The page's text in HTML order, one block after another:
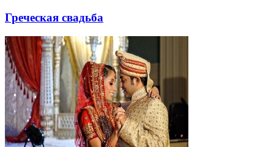
Греческая свадьба